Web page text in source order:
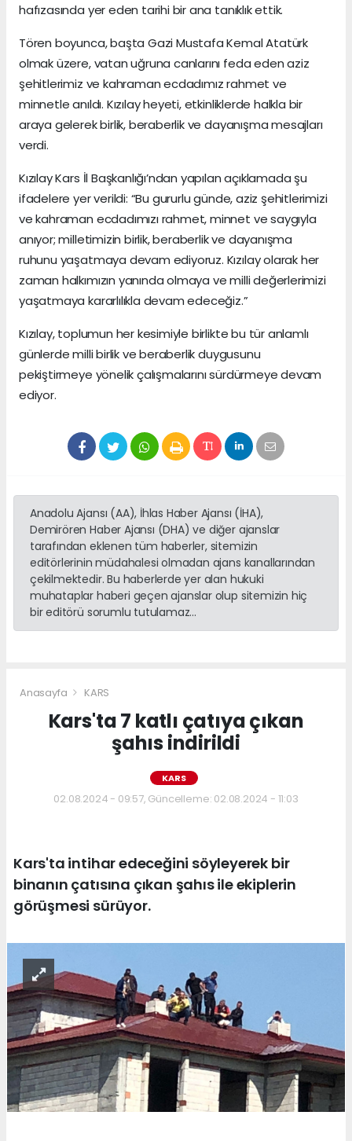
hafızasında yer eden tarihi bir ana tanıklık ettik.
Tören boyunca, başta Gazi Mustafa Kemal Atatürk
olmak üzere, vatan uğruna canlarını feda eden aziz
şehitlerimiz ve kahraman ecdadımız rahmet ve
minnetle anıldı. Kızılay heyeti, etkinliklerde halkla bir
araya gelerek birlik, beraberlik ve dayanışma mesajları
verdi.
Kızılay Kars İl Başkanlığı’ndan yapılan açıklamada şu
ifadelere yer verildi: “Bu gururlu günde, aziz şehitlerimizi
ve kahraman ecdadımızı rahmet, minnet ve saygıyla
anıyor; milletimizin birlik, beraberlik ve dayanışma
ruhunu yaşatmaya devam ediyoruz. Kızılay olarak her
zaman halkımızın yanında olmaya ve milli değerlerimizi
yaşatmaya kararlılıkla devam edeceğiz.”
Kızılay, toplumun her kesimiyle birlikte bu tür anlamlı
günlerde milli birlik ve beraberlik duygusunu
pekiştirmeye yönelik çalışmalarını sürdürmeye devam
ediyor.
Anadolu Ajansı (AA), İhlas Haber Ajansı (İHA),
Demirören Haber Ajansı (DHA) ve diğer ajanslar
tarafından eklenen tüm haberler, sitemizin
editörlerinin müdahalesi olmadan ajans kanallarından
çekilmektedir. Bu haberlerde yer alan hukuki
muhataplar haberi geçen ajanslar olup sitemizin hiç
bir editörü sorumlu tutulamaz...
Anasayfa KARS
Kars'ta 7 katlı çatıya çıkan
şahıs indirildi
KARS
02.08.2024 - 09:57, Güncelleme: 02.08.2024 - 11:03
Kars'ta intihar edeceğini söyleyerek bir
binanın çatısına çıkan şahıs ile ekiplerin
görüşmesi sürüyor.